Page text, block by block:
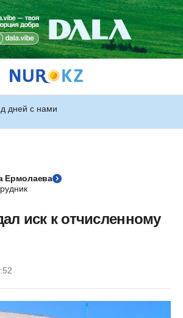
дней с нами
Ермолаева
иск к отчисленному